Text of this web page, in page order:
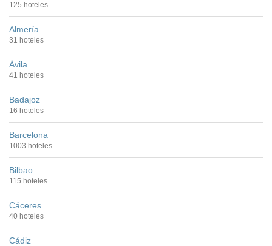
125 hoteles
Almería
31 hoteles
Ávila
41 hoteles
Badajoz
16 hoteles
Barcelona
1003 hoteles
Bilbao
115 hoteles
Cáceres
40 hoteles
Cádiz